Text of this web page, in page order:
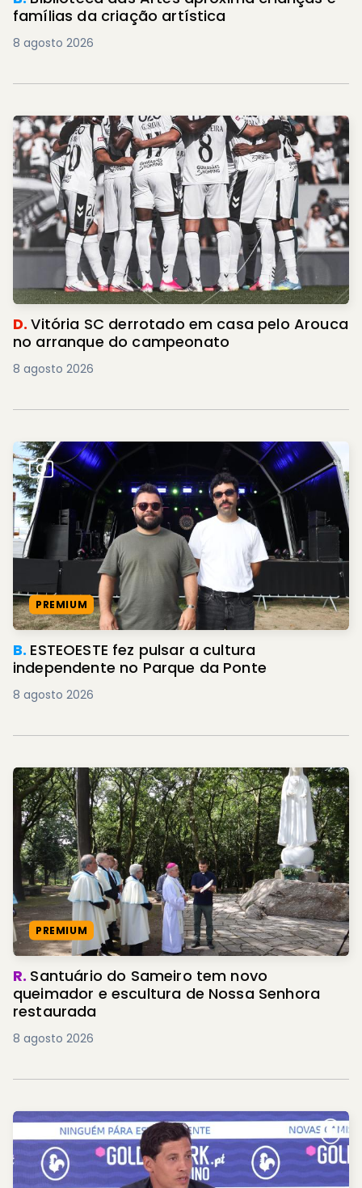
famílias da criação artística
8 agosto 2026
D.Vitória SC derrotado em casa pelo Arouca
no arranque do campeonato
8 agosto 2026
PREMIUM
B. ESTEOESTE fez pulsar a cultura
independente no Parque da Ponte
8 agosto 2026
PREMIUM
R. Santuário do Sameiro tem novo
queimador e escultura de Nossa Senhora
restaurada
8 agosto 2026